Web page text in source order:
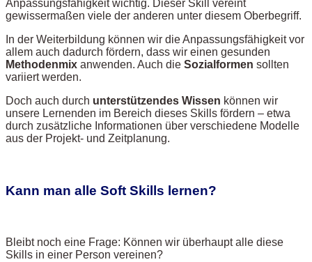
Anpassungsfähigkeit wichtig. Dieser Skill vereint
gewissermaßen viele der anderen unter diesem Oberbegriff.
In der Weiterbildung können wir die Anpassungsfähigkeit vor
allem auch dadurch fördern, dass wir einen gesunden
Methodenmix anwenden. Auch die Sozialformen sollten
variiert werden.
Doch auch durch unterstützendes Wissen können wir
unsere Lernenden im Bereich dieses Skills fördern – etwa
durch zusätzliche Informationen über verschiedene Modelle
aus der Projekt- und Zeitplanung.
Kann man alle Soft Skills lernen?
Bleibt noch eine Frage: Können wir überhaupt alle diese
Skills in einer Person vereinen?